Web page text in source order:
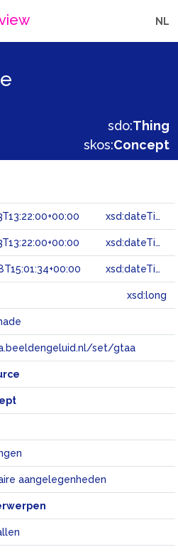
NL
sdo:Thing
skos:Concept
xsd:dateTime
xsd:dateTime
xsd:dateTime
xsd:long
set/gtaa
aangelegenheden